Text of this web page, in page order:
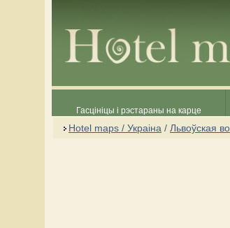
Гасцініцы і рэстараны на карце
Hotel maps / Украіна / Львоўская